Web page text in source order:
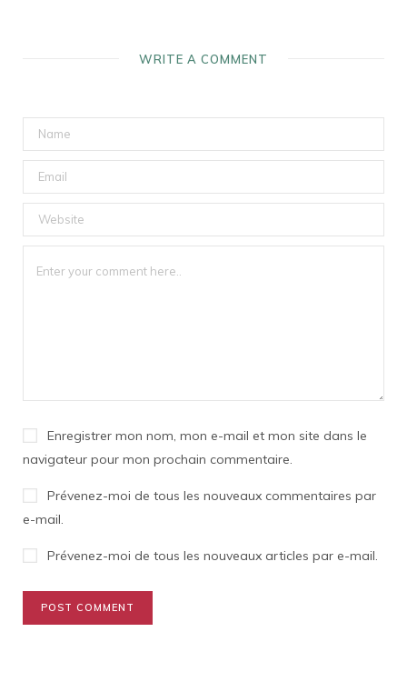
WRITE A COMMENT
Enregistrer mon nom, mon e-mail et mon site dans le
navigateur pour mon prochain commentaire.
Prévenez-moi de tous les nouveaux commentaires par
e-mail.
Prévenez-moi de tous les nouveaux articles par e-mail.